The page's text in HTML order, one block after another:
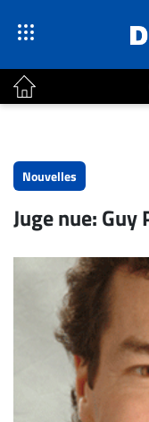
Accueil
Continu
Bureaux
Conseillers
Juridiques
Campus
Carrière
Archives
Nouvelles
Juge nue: